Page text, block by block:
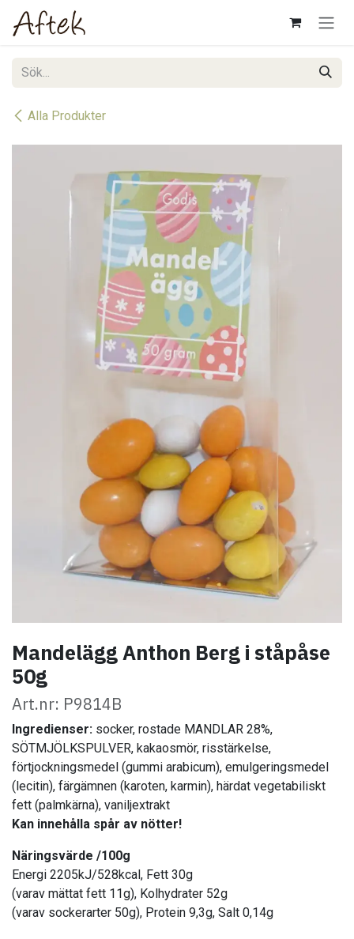
Hoppa till innehåll
Alla Produkter
Mandelägg Anthon Berg i ståpåse
50g
Art.nr: P9814B
Ingredienser: socker, rostade MANDLAR 28%,
SÖTMJÖLKSPULVER, kakaosmör, risstärkelse,
förtjockningsmedel (gummi arabicum), emulgeringsmedel
(lecitin), färgämnen (karoten, karmin), härdat vegetabiliskt
fett (palmkärna), vaniljextrakt
Kan innehålla spår av nötter!
Näringsvärde /100g
Energi 2205kJ/528kcal, Fett 30g
(varav mättat fett 11g), Kolhydrater 52g
(varav sockerarter 50g), Protein 9,3g, Salt 0,14g